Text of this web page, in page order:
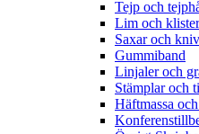
Tejp och
Lim och klister
Saxar och
Gummiband
Linjaler och
Stämplar och
Häftmassa